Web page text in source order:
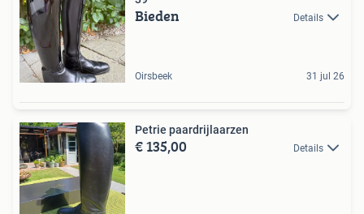
Bieden Details
Oirsbeek 31 jul 26
Petrie paardrijlaarzen
€ 135,00 Details